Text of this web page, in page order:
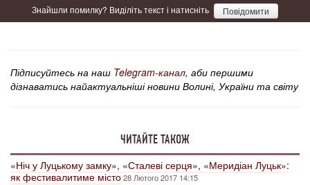
Знайшли помилку? Виділіть текст і натисніть Повідомити
Підписуйтесь на наш Telegram-канал, аби першими
дізнаватись найактуальніші новини Волині, України та світу
ЧИТАЙТЕ ТАКОЖ
«Ніч у Луцькому замку», «Сталеві серця», «Меридіан Луцьк»:
як фестивалитиме місто28 Лютого 2017 14:15